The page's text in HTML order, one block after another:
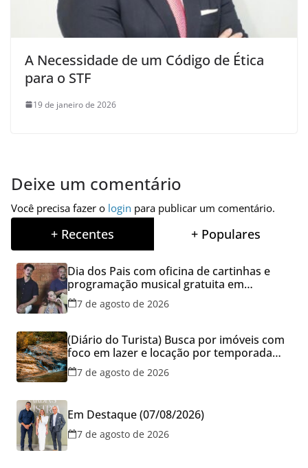
A Necessidade de um Código de Ética
para o STF
19 de janeiro de 2026
Deixe um comentário
Você precisa fazer o login para publicar um comentário.
+ Recentes + Populares
Dia dos Pais com oficina de cartinhas e
programação musical gratuita em
Aparecida de Goiânia
7 de agosto de 2026
(Diário do Turista) Busca por imóveis com
foco em lazer e locação por temporada
cresce no Brasil
7 de agosto de 2026
Em Destaque (07/08/2026)
7 de agosto de 2026